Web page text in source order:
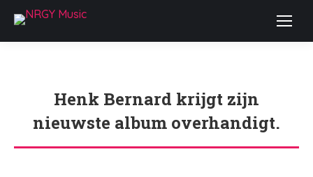
Henk Bernard krijgt zijn
nieuwste album overhandigt.
Je bent hier: